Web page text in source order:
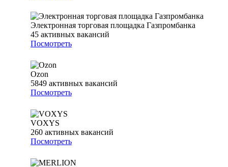
Электронная торговая площадка Газпромбанка
45 активных вакансий
Посмотреть
Ozon
5849 активных вакансий
Посмотреть
VOXYS
260 активных вакансий
Посмотреть